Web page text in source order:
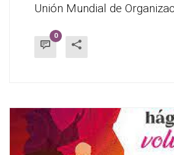
Unión Mundial de
0